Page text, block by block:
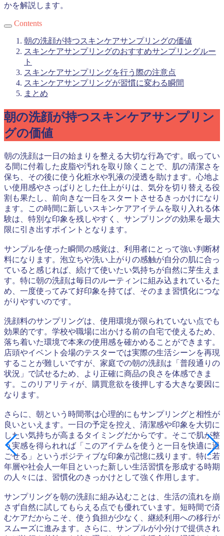
かを解説します。
Contents
朝の洗顔が持つスキンケアサンプリングの価値
スキンケアサンプリングのおすすめサンプリングルー
ト
スキンケアサンプリングを行う際の注意点
スキンケアサンプリングが習慣に変わる瞬間
まとめ
朝の洗顔が持つスキンケアサンプリン
グの価値
朝の洗顔は一日の始まりを整える大切な行為です。眠ってい
る間に付着した皮脂や汚れを取り除くことで、肌の清潔さを
保ち、その後に使う化粧水や乳液の浸透を助けます。心地よ
い使用感やさっぱりとした仕上がりは、気分を切り替える役
割も果たし、前向きな一日をスタートさせるきっかけになり
ます。この時間に新しいスキンケアアイテムを取り入れる体
験は、特別な印象を残しやすく、サンプリングの効果を最大
限に引き出すポイントとなります。
サンプルを使った瞬間の感覚は、利用者にとって強い判断材
料になります。泡立ちや洗い上がりの感触が自分の肌に合っ
ていると感じれば、続けて使いたい気持ちが自然に芽生えま
す。特に朝の洗顔は毎日のルーティンに組み込まれているた
め、一度使ってみて好印象を持てば、そのまま習慣化につな
がりやすいのです。
洗顔料のサンプリングは、使用環境が限られていない点でも
効果的です。学校や職場に出かける前の自宅で使えるため、
落ち着いた環境で本来の使用感を確かめることができます。
店頭やイベント会場のテスターでは実際の生活シーンを再現
することが難しいですが、家庭での朝の洗顔は「普段通りの
状況」で試せるため、より正確に商品の良さを体感できま
す。このリアリティが、購買意欲を後押しする大きな要因に
なります。
さらに、朝という時間帯は心理的にもサンプリングと相性が
良いといえます。一日の予定を控え、清潔感や印象を大切に
したい気持ちが高まるタイミングだからです。そこで肌が整
う実感を得られれば「このアイテムを使うと一日を快適に過
ごせる」というポジティブな印象が記憶に残ります。特に若
年層や社会人一年目といった新しい生活習慣を形成する時期
の人々には、習慣化のきっかけとして強く作用します。
サンプリングを朝の洗顔に組み込むことは、生活の流れを崩
さず自然に試してもらえる点でも優れています。短時間で済
むケアだからこそ、使う負担が少なく、継続利用への移行が
スムーズに進みます。さらに、サンプルが小分けで提供され